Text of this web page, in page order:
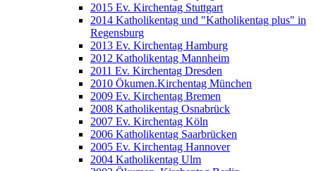
2015 Ev. Kirchentag Stuttgart
2014 Katholikentag und "Katholikentag plus" in
Regensburg
2013 Ev. Kirchentag Hamburg
2012 Katholikentag Mannheim
2011 Ev. Kirchentag Dresden
2010 Ökumen.Kirchentag München
2009 Ev. Kirchentag Bremen
2008 Katholikentag Osnabrück
2007 Ev. Kirchentag Köln
2006 Katholikentag Saarbrücken
2005 Ev. Kirchentag Hannover
2004 Katholikentag Ulm